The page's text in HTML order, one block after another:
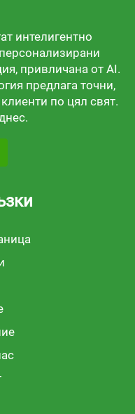
интелигентно
привличана от AI.
предлага точни,
по цял свят.